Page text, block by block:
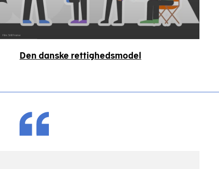
Film: Still Frame
Den danske rettighedsmodel